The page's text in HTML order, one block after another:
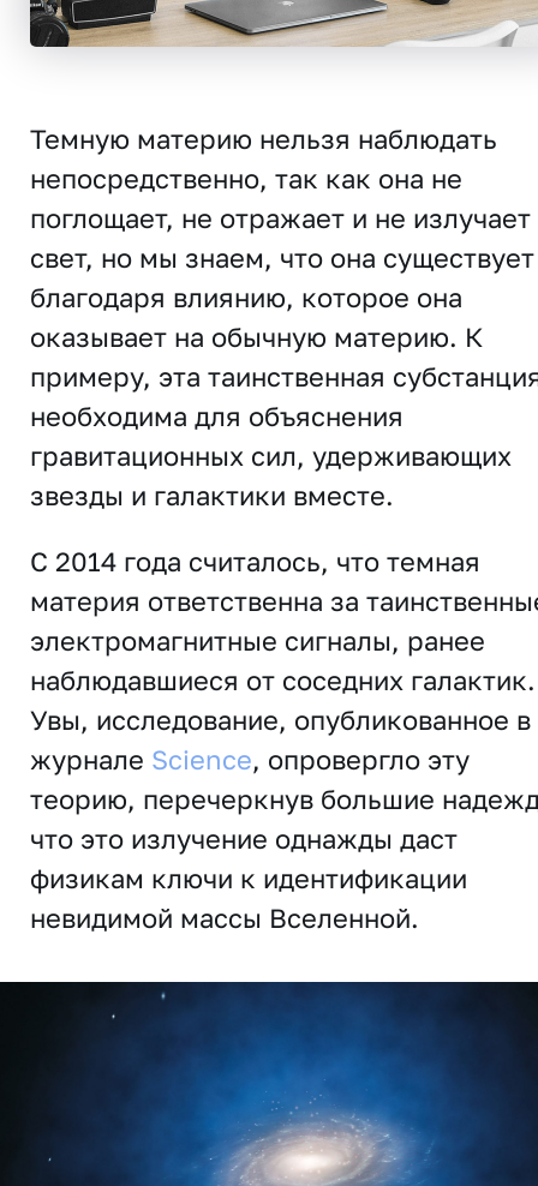
Темную материю нельзя наблюдать
непосредственно, так как она не
поглощает, не отражает и не излучает
свет, но мы знаем, что она существует
благодаря влиянию, которое она
оказывает на обычную материю. К
примеру, эта таинственная
необходима для объяснения
гравитационных сил, удерживающих
звезды и галактики вместе.
С 2014 года считалось, что темная
материя ответственна за
электромагнитные сигналы, ранее
наблюдавшиеся от соседних галактик.
Увы, исследование, опубликованное в
журнале Science, опровергло эту
теорию, перечеркнув большие
что это излучение однажды даст
физикам ключи к идентификации
невидимой массы Вселенной.